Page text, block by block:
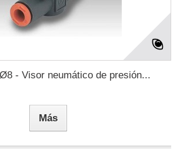
- Visor neumático de presión...
Más